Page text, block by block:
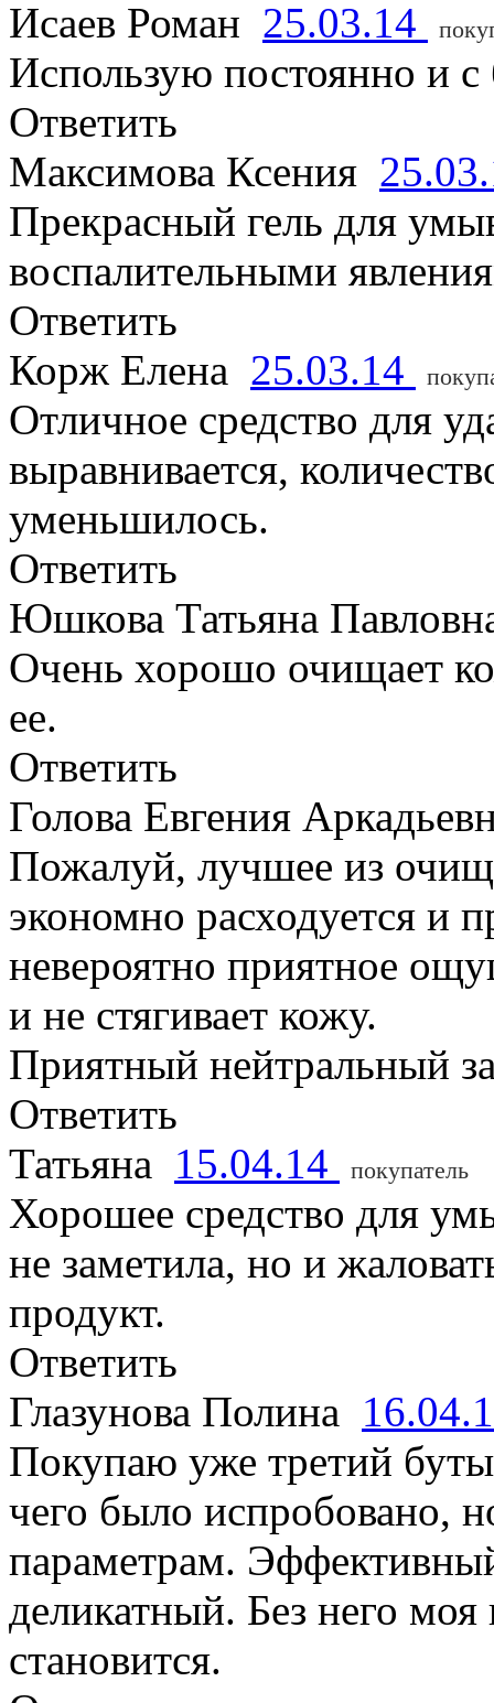
Исаев Роман 25.03.14
Использую постоянно и
Ответить
Максимова Ксения
Прекрасный гель для
воспалительными
Ответить
Корж Елена 25.03.14
Отличное средство для
выравнивается,
уменьшилось.
Ответить
Юшкова Татьяна
Очень хорошо очищает
ее.
Ответить
Голова Евгения
Пожалуй, лучшее из
экономно расходуется и
невероятно приятное
и не стягивает кожу.
Приятный нейтральный
Ответить
Татьяна 15.04.14 покупатель
Хорошее средство для
не заметила, но и
продукт.
Ответить
Глазунова Полина
Покупаю уже третий
чего было испробовано,
параметрам.
деликатный. Без него
становится.